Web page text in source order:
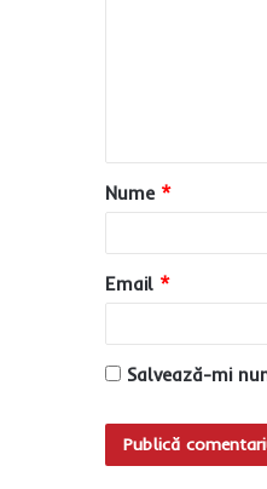
a
r
u
*
Nume *
Email *
Salvează-mi